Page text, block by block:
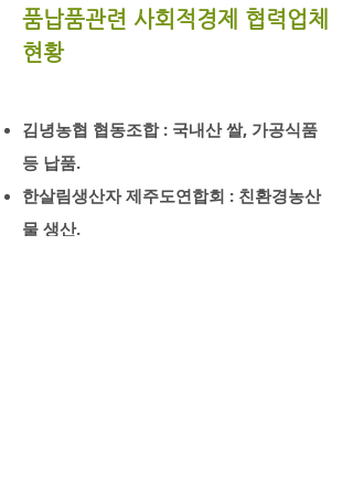
품납품관련 사회적경제 협력업체
현황
김녕농협 협동조합 : 국내산 쌀, 가공식품
등 납품.
한살림생산자 제주도연합회 : 친환경농산
물 생산.